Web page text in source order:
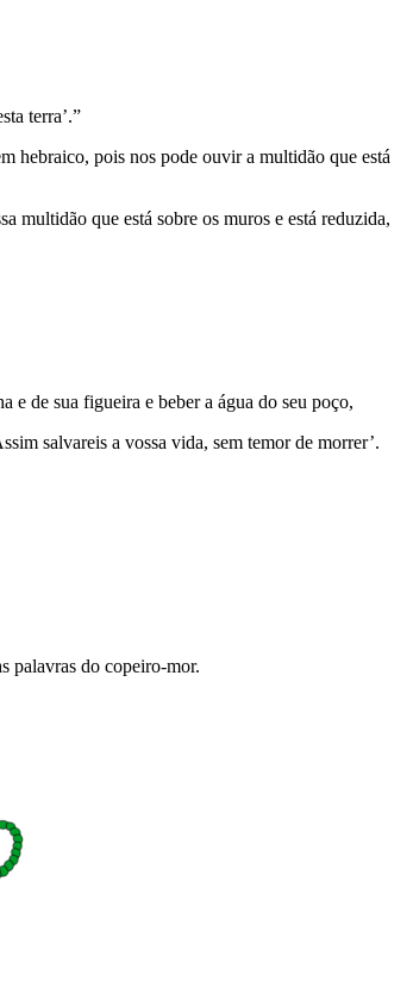
terra’.”
hebraico, pois nos pode ouvir a multidão que está
multidão que está sobre os muros e está reduzida,
e de sua figueira e beber a água do seu poço,
salvareis a vossa vida, sem temor de morrer’.
palavras do copeiro-mor.